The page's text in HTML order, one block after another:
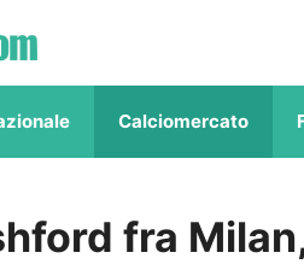
Calciomercato
fra